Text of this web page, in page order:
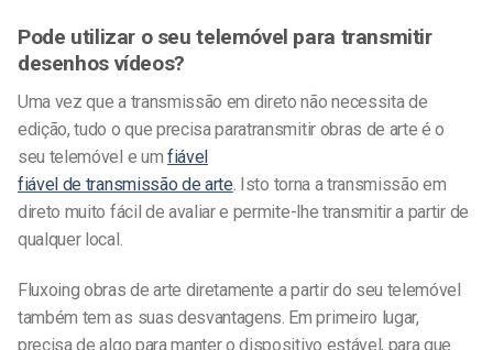
Pode utilizar o seu telemóvel para transmitir
desenhosvídeos?
Uma vez que a transmissão em direto não necessita de
edição, tudo o que precisa paratransmitir obras de arte é o
seu telemóvel e um fiável
fiável de transmissão de arte Isto torna a transmissão em
direto muito fácil de avaliar e permite-lhe transmitir a partir de
qualquer local.
Fluxoing obras de arte diretamente a partir do seu telemóvel
também tem as suas desvantagens. Em primeiro lugar,
precisa de algo para manter o dispositivo estável, para que